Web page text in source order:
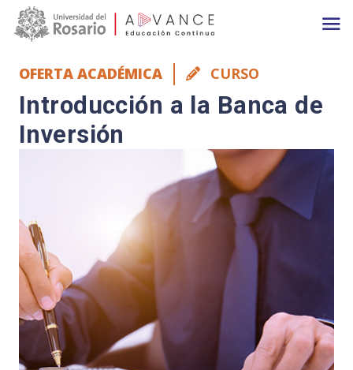
Pasar al contenido principal
Main navigation
OFERTA ACADÉMICA CURSO
Introducción a la Banca de
Inversión